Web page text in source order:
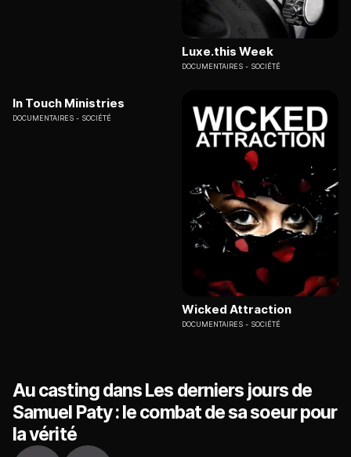
Luxe.this Week
DOCUMENTAIRES SOCIÉTÉ
In Touch Ministries
DOCUMENTAIRES SOCIÉTÉ
Wicked Attraction
DOCUMENTAIRES SOCIÉTÉ
Au casting dans Les derniers jours de
Samuel Paty : le combat de sa soeur pour
la vérité